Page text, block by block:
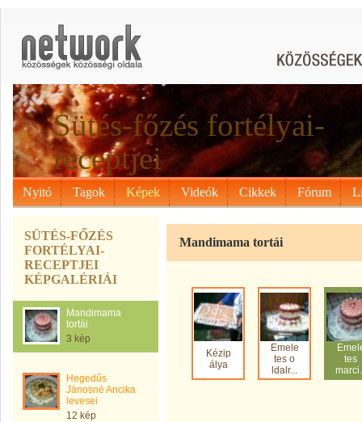
Sütés-főzés fortélyai-
receptjei
Nyitó Tagok Képek Videók Cikkek Fórum
SÜTÉS-FŐZÉS
FORTÉLYAI-
RECEPTJEI
KÉPGALÉRIÁI
Mandimama
tortái
3 kép
Hegedűs
Jánosné Ancika
levesei
12 kép
Mandimama tortái
Kézip
álya
Emele
tes o
ldalr...
tes